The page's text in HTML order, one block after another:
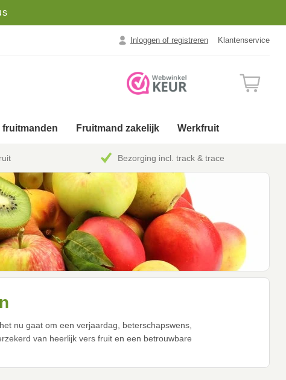
Inloggen of registreren Klantenservice
fruitmanden Fruitmand zakelijk Werkfruit
Bezorging incl. track & trace
nu gaat om een verjaardag, beterschapswens,
van heerlijk vers fruit en een betrouwbare